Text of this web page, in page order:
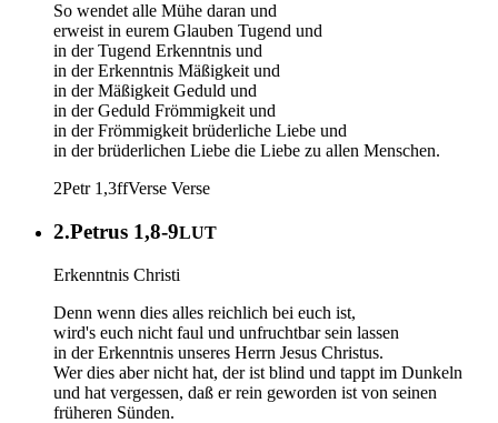
So wendet alle Mühe daran und
erweist in eurem Glauben Tugend und
in der Tugend Erkenntnis und
in der Erkenntnis Mäßigkeit und
in der Mäßigkeit Geduld und
in der Geduld Frömmigkeit und
in der Frömmigkeit brüderliche Liebe und
in der brüderlichen Liebe die Liebe zu allen Menschen.
2Petr 1,3ffVerse Verse
2.Petrus 1,8-9LUT
Erkenntnis Christi
Denn wenn dies alles reichlich bei euch ist,
wird's euch nicht faul und unfruchtbar sein lassen
in der Erkenntnis unseres Herrn Jesus Christus.
Wer dies aber nicht hat, der ist blind und tappt im Dunkeln
und hat vergessen, daß er rein geworden ist von seinen
früheren Sünden.